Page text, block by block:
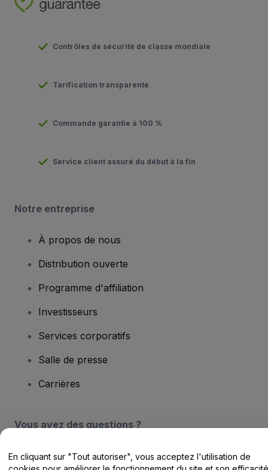
Contrôles de sécurité de classe mondiale
Tarification transparente
Commande garantie à 100 %
Service client assuré du début à la fin
Notre entreprise
À propos de nous
Distribution ouverte
Programme d'affiliation
Investisseurs
Services corporatifs
Salle de presse
Carrières
Vous avez des questions ?
Centre d'assistance / Nous contacter
En cliquant sur "Tout autoriser", vous acceptez l'utilisation de